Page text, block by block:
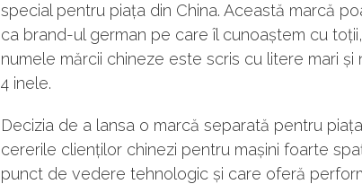
special pentru piața din China. Această marcă
ca brand-ul german pe care îl cunoaștem cu
numele mărcii chineze este scris cu litere mari
4 inele.
Decizia de a lansa o marcă separată pentru
cererile clienților chinezi pentru mașini foarte
punct de vedere tehnologic și care oferă